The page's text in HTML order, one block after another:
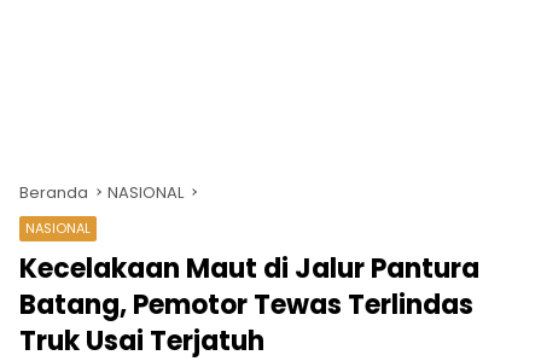
Beranda NASIONAL
NASIONAL
Kecelakaan Maut di Jalur Pantura
Batang, Pemotor Tewas Terlindas
Truk Usai Terjatuh